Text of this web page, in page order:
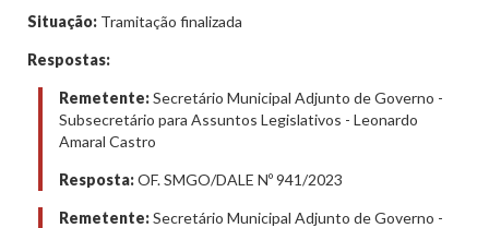
Situação: Tramitação finalizada
Respostas:
Remetente:Secretário Municipal Adjunto de Governo -
Subsecretário para Assuntos Legislativos - Leonardo
Amaral Castro
Resposta:OF. SMGO/DALE Nº 941/2023
Remetente:Secretário Municipal Adjunto de Governo -